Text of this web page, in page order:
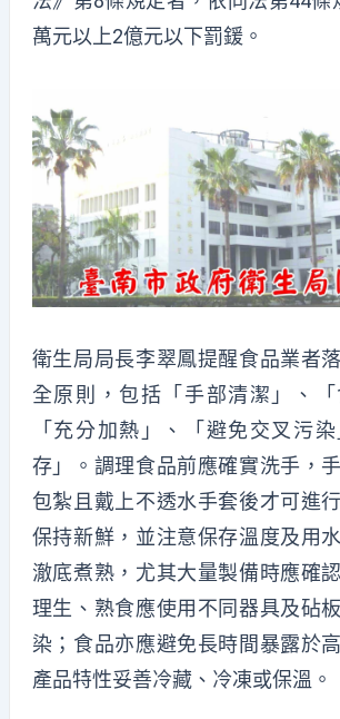
萬元以上2億元以下罰鍰。
衛生局局長李翠鳳提醒食品業者
全原則，包括「手部清潔」、「
「充分加熱」、「避免交叉污
存」。調理食品前應確實洗手，
包紮且戴上不透水手套後才可進
保持新鮮，並注意保存溫度及用
澈底煮熟，尤其大量製備時應確
理生、熟食應使用不同器具及砧
染；食品亦應避免長時間暴露於
產品特性妥善冷藏、冷凍或保溫。